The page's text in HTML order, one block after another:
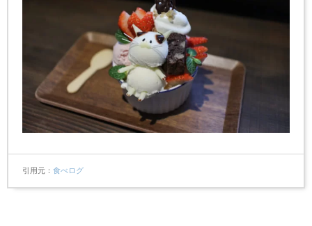
引用元 食べログ